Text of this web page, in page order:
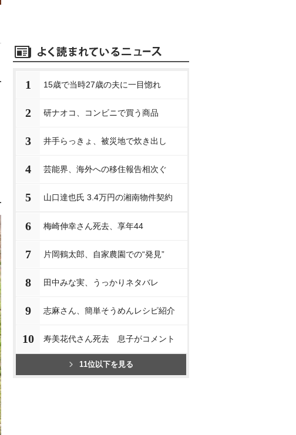
1 15歳で当時27歳の夫に一目惚れ
2 研ナオコ、コンビニで買う商品
3 井手らっきょ、被災地で炊き出し
4 芸能界、海外への移住報告相次ぐ
5 山口達也氏 3.4万円の湘南物件契約
6 梅崎伸幸さん死去、享年44
7 片岡鶴太郎、自家農園での“発見”
8 田中みな実、うっかりネタバレ
9 志麻さん、簡単そうめんレシピ紹介
10 寿美花代さん死去 息子がコメント
11位以下を見る